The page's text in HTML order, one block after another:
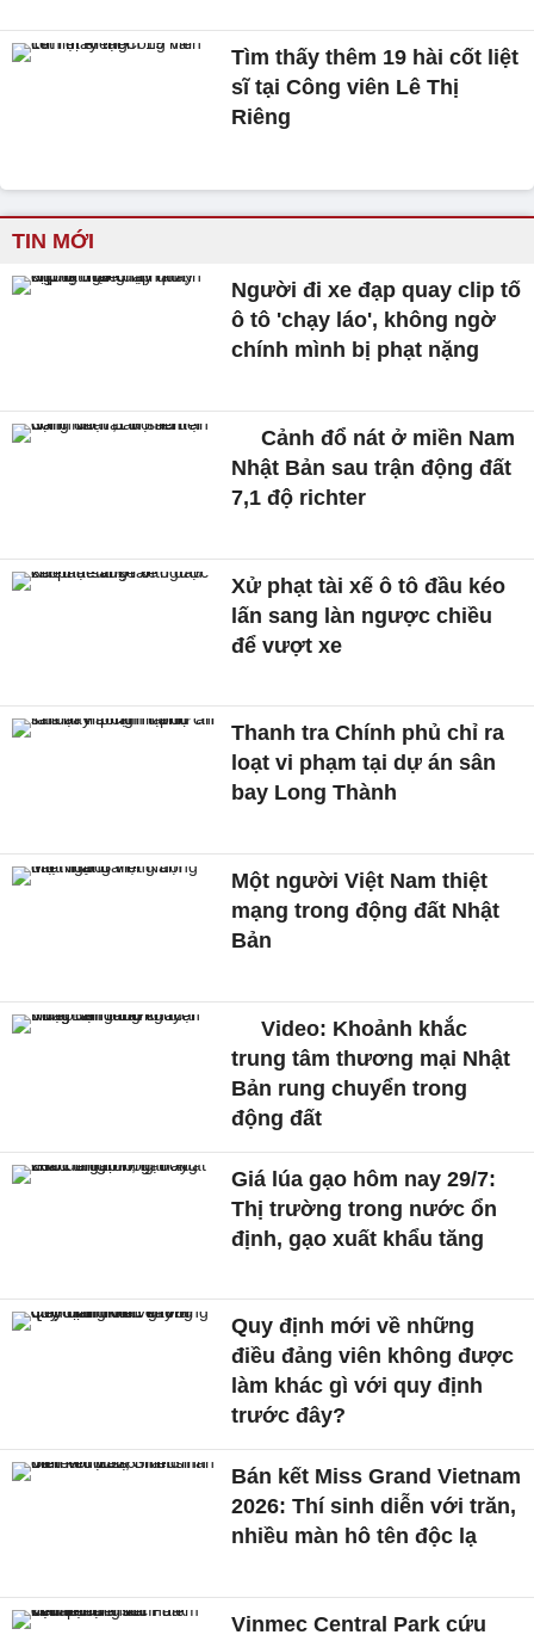
Tìm thấy thêm 19 hài cốt liệt
sĩ tại Công viên Lê Thị
Riêng
TIN MỚI
Người đi xe đạp quay clip tố
ô tô 'chạy láo', không ngờ
chính mình bị phạt nặng
Cảnh đổ nát ở miền Nam
Nhật Bản sau trận động đất
7,1 độ richter
Xử phạt tài xế ô tô đầu kéo
lấn sang làn ngược chiều
để vượt xe
Thanh tra Chính phủ chỉ ra
loạt vi phạm tại dự án sân
bay Long Thành
Một người Việt Nam thiệt
mạng trong động đất Nhật
Bản
Video: Khoảnh khắc
trung tâm thương mại Nhật
Bản rung chuyển trong
động đất
Giá lúa gạo hôm nay 29/7:
Thị trường trong nước ổn
định, gạo xuất khẩu tăng
Quy định mới về những
điều đảng viên không được
làm khác gì với quy định
trước đây?
Bán kết Miss Grand Vietnam
2026: Thí sinh diễn với trăn,
nhiều màn hô tên độc lạ
Vinmec Central Park cứu